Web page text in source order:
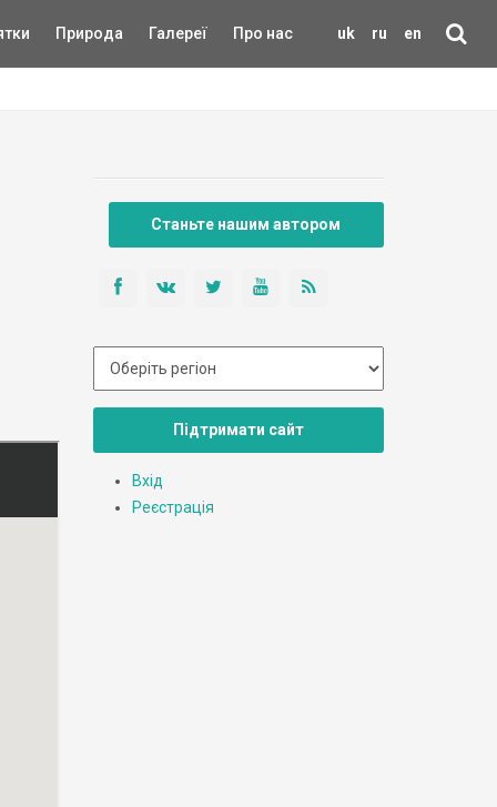
uk ru en
Природа Галереї Про нас
Станьте нашим автором
Підтримати сайт
Вхід
Реєстрація